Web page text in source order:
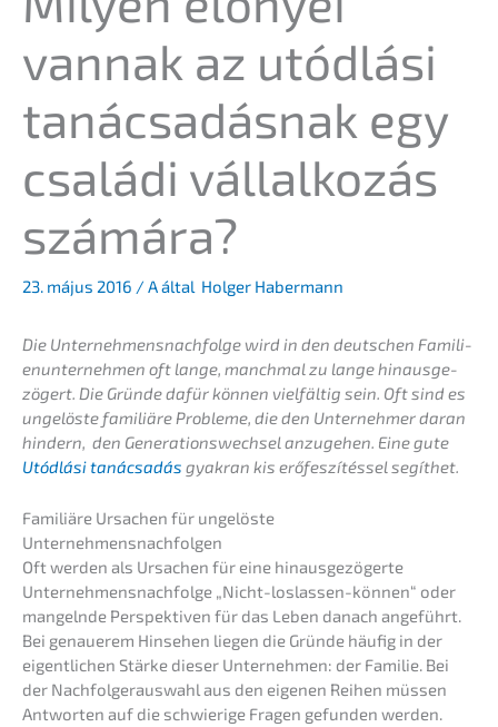
vannak az utódlá­si
tanác­sa­dás­nak egy
csalá­di vállal­ko­zás
számára?
23. május 2016 / A által Holger Habermann
Die Unternehmens­nachfolge wird in den deutschen Famili­
en­un­ter­neh­men oft lange, manch­mal zu lange hinaus­ge­
zö­gert. Die Gründe dafür können vielfäl­tig sein. Oft sind es
ungelös­te familiä­re Proble­me, die den Unter­neh­mer daran
hindern, den Generations­wechsel anzuge­hen. Eine gute
Utódlá­si tanác­sa­dás gyakran kis erőfes­zí­tés­sel segíthet.
Familiä­re Ursachen für ungelös­te
Unternehmensnachfolgen
Oft werden als Ursachen für eine hinaus­ge­zö­ger­te
Unternehmens­nachfolge „Nicht-loslas­sen-können“ oder
mangeln­de Perspek­ti­ven für das Leben danach angeführt.
Bei genaue­rem Hinse­hen liegen die Gründe häufig in der
eigent­li­chen Stärke dieser Unter­neh­men: der Familie. Bei
der Nachfol­ger­aus­wahl aus den eigenen Reihen müssen
Antwor­ten auf die schwie­ri­ge Fragen gefun­den werden.